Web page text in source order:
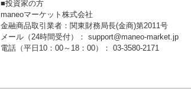
■投資家の方
maneoマーケット株式会社
金融商品取引業者：関東財務局長(金商)第2011号
メール（24時間受付）： support@maneo-market.jp
電話（平日10：00～18：00）： 03-3580-2171